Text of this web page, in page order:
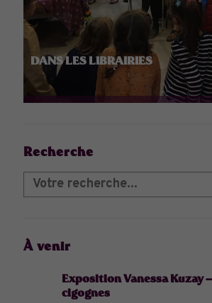
DANS LES LIBRAIRIES
Recherche
À venir
Exposition Vanessa Kuzay
cigognes